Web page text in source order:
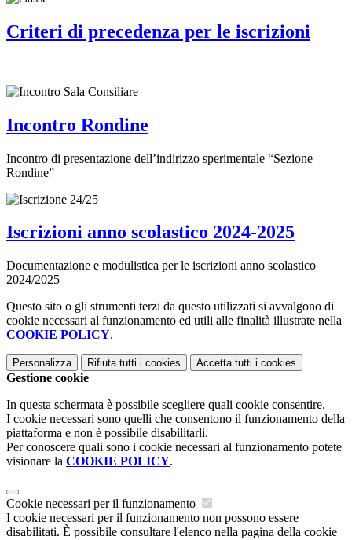
Criteri di precedenza per le iscrizioni
Incontro Rondine
Incontro di presentazione dell’indirizzo sperimentale “Sezione
Rondine”
Iscrizioni anno scolastico 2024-2025
Documentazione e modulistica per le iscrizioni anno scolastico
2024/2025
Questo sito o gli strumenti terzi da questo utilizzati si avvalgono di
cookie necessari al funzionamento ed utili alle finalità illustrate nella
COOKIE POLICY.
Personalizza Rifiuta tutti i cookies Accetta tutti i cookies
Gestione cookie
In questa schermata è possibile scegliere quali cookie consentire.
I cookie necessari sono quelli che consentono il funzionamento della
piattaforma e non è possibile disabilitarli.
Per conoscere quali sono i cookie necessari al funzionamento potete
visionare la COOKIE POLICY.
Cookie necessari per il funzionamento
I cookie necessari per il funzionamento non possono essere
disabilitati. È possibile consultare l'elenco nella pagina della cookie